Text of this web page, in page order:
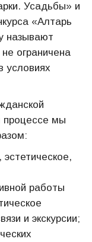
Усадьбы» и
«Алтарь
называют
ограничена
условиях
процессе мы
работы
и экскурсии;